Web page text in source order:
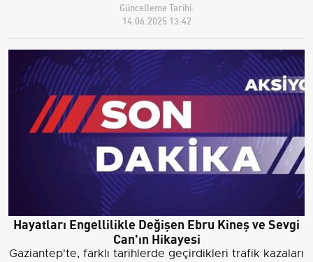
Güncelleme Tarihi:
14.06.2025 13:42
Hayatları Engellilikle Değişen Ebru Kineş ve Sevgi
Can'ın Hikayesi
Gaziantep'te, farklı tarihlerde geçirdikleri trafik kazaları